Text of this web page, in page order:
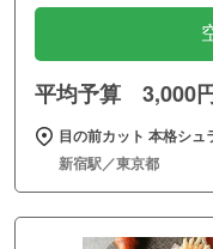
平均予算 3,000
目の前カット 本格シ
新宿駅／東京都